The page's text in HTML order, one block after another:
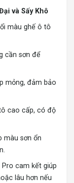
và Sấy Khô
màu ghế ô tô
cần sơn để
mỏng, đảm bảo
cao cấp, có độ
màu sơn ổn
Pro cam kết giúp
lâu hơn nếu